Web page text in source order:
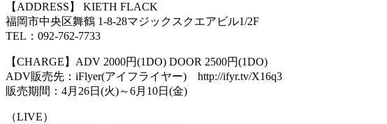
【ADDRESS】 KIETH FLACK
福岡市中央区舞鶴 1-8-28マジックスクエアビル1/2F
TEL：092-762-7733
【CHARGE】ADV 2000円(1DO) DOOR 2500円(1DO)
ADV販売先：iFlyer(アイフライヤー) http://ifyr.tv/X16q3
販売期間：4月26日(火)～6月10日(金)
（LIVE）